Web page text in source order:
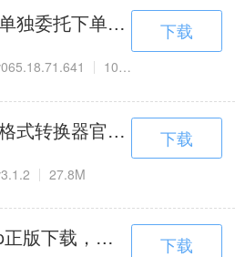
款手游
4款手游
育竞速
6款手游
冒险解谜
5款手游
乐舞蹈
儿童教育
独委托下单下载，中泰委
10.5M
下载
式转换器官方下载，兼顾
27.8M
下载
正版下载，国人开发的图片
下载